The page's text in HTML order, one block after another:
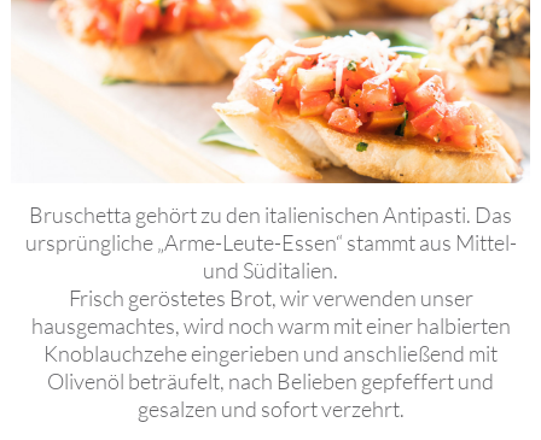
Bruschetta gehört zu den italienischen Antipasti. Das
ursprüngliche „Arme-Leute-Essen“ stammt aus Mittel-
und Süditalien.
Frisch geröstetes Brot, wir verwenden unser
hausgemachtes, wird noch warm mit einer halbierten
Knoblauchzehe eingerieben und anschließend mit
Olivenöl beträufelt, nach Belieben gepfeffert und
gesalzen und sofort verzehrt.